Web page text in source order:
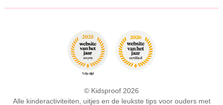
© Kidsproof 2026
Alle kinderactiviteiten, uitjes en de leukste tips voor ouders met